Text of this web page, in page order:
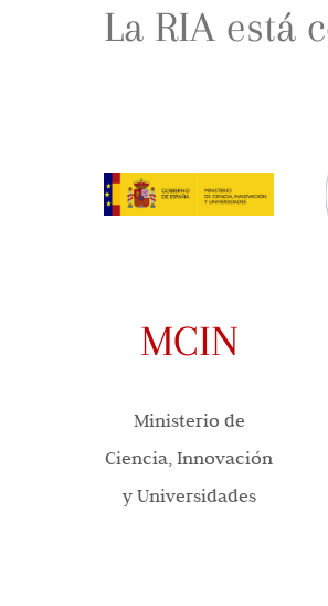
La RIA está
MCIN
Ministerio de
Ciencia, Innovación
y Universidades